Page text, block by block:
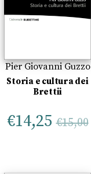
Pier Giovanni Guzzo
Storia e cultura dei
Brettii
€14,25 €15,00